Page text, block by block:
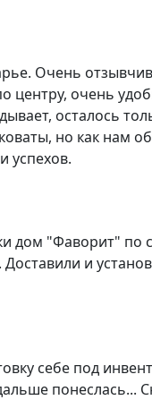
Очень
очень
осталось
но как нам
успехов.
дом "Фаворит"
и
себе под
понеслась...